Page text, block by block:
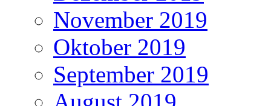
November 2019
Oktober 2019
September 2019